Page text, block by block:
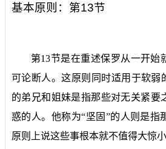
基本原则：第13节
第13节是在重述保罗从一开
可论断人。这原则同时适用于软弱
的弟兄和姐妹是指那些对无关紧要
惑的人。他称为“坚固”的人则是指
原则上说这些事根本就不值得大惊小